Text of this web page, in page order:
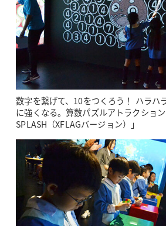
数字を繋げて、10をつくろう！ ハラハ
に強くなる。算数パズルアトラクショ
SPLASH（XFLAGバージョン）」